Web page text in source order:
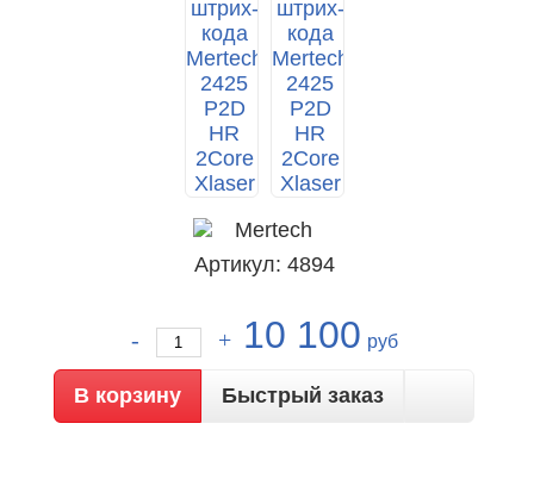
Артикул: 4894
10 100 руб
Быстрый заказ